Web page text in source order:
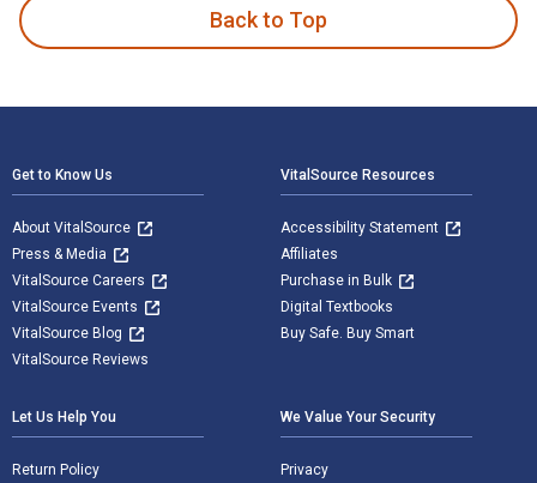
Back to Top
Get to Know Us
About VitalSource
Press & Media
VitalSource Careers
VitalSource Events
VitalSource Blog
VitalSource Reviews
VitalSource Resources
Accessibility Statement
Affiliates
Purchase in Bulk
Digital Textbooks
Buy Safe. Buy Smart
Let Us Help You
Return Policy
We Value Your Security
Privacy